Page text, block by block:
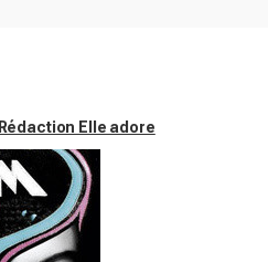
Rédaction Elle adore